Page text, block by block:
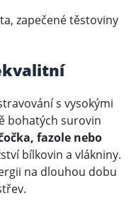
zapečené těstoviny
s vysokými
bohatých surovin
fazole nebo
bílkovin a vlákniny.
na dlouhou dobu